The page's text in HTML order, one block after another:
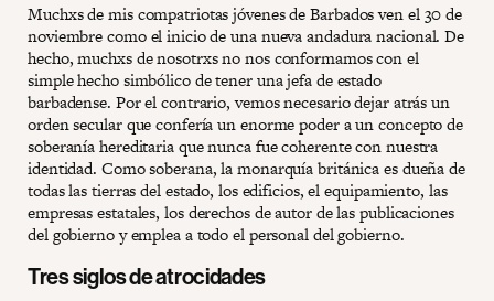
Muchxs de mis compatriotas jóvenes de Barbados ven el 30 de
noviembre como el inicio de una nueva andadura nacional. De
hecho, muchxs de nosotrxs no nos conformamos con el
simple hecho simbólico de tener una jefa de estado
barbadense. Por el contrario, vemos necesario dejar atrás un
orden secular que confería un enorme poder a un concepto de
soberanía hereditaria que nunca fue coherente con nuestra
identidad. Como soberana, la monarquía británica es dueña de
todas las tierras del estado, los edificios, el equipamiento, las
empresas estatales, los derechos de autor de las publicaciones
del gobierno y emplea a todo el personal del gobierno.
Tres siglos de atrocidades